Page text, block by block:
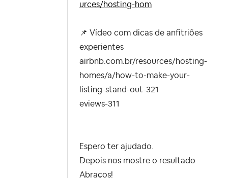
urces/hosting-hom
📌 Vídeo com dicas de anfitriões
experientes
airbnb.com.br/resources/hosting-
homes/a/how-to-make-your-
listing-stand-out-321
eviews-311
Espero ter ajudado.
Depois nos mostre o resultado
Abraços!